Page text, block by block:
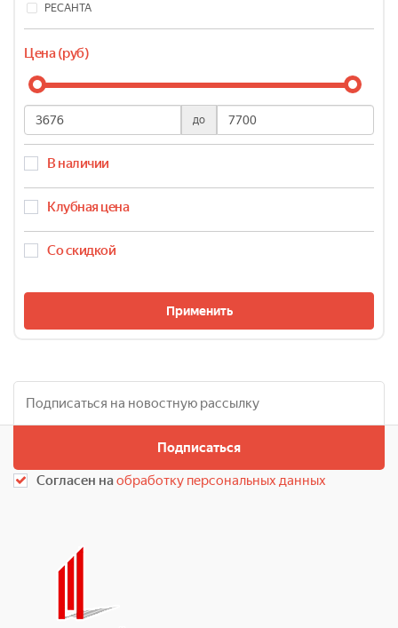
РЕСАНТА
Цена (руб)
до
В наличии
Клубная цена
Со скидкой
Применить
Подписаться
Согласен наобработку персональных данных